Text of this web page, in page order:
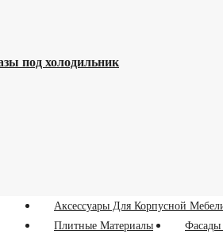
под холодильник
Аксессуары Для Корпусной
Плитные Материалы